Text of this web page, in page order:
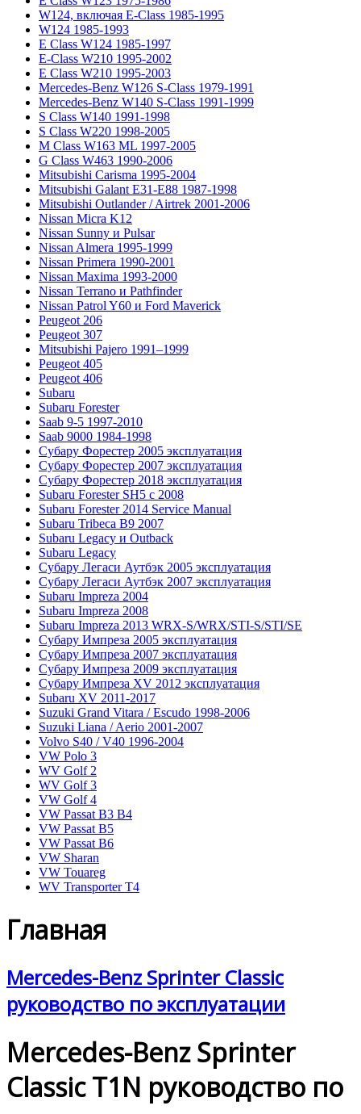
W124, включая E-Class 1985-1995
W124 1985-1993
E Class W124 1985-1997
E-Class W210 1995-2002
E Class W210 1995-2003
Mercedes-Benz W126 S-Class 1979-1991
Mercedes-Benz W140 S-Class 1991-1999
S Class W140 1991-1998
S Class W220 1998-2005
M Class W163 ML 1997-2005
G Class W463 1990-2006
Mitsubishi Carisma 1995-2004
Mitsubishi Galant E31-E88 1987-1998
Mitsubishi Outlander / Airtrek 2001-2006
Nissan Micra K12
Nissan Sunny и Pulsar
Nissan Almera 1995-1999
Nissan Primera 1990-2001
Nissan Maxima 1993-2000
Nissan Terrano и Pathfinder
Nissan Patrol Y60 и Ford Maverick
Peugeot 206
Peugeot 307
Mitsubishi Pajero 1991–1999
Peugeot 405
Peugeot 406
Subaru
Subaru Forester
Saab 9-5 1997-2010
Saab 9000 1984-1998
Субару Форестер 2005 эксплуатация
Субару Форестер 2007 эксплуатация
Субару Форестер 2018 эксплуатация
Subaru Forester SH5 с 2008
Subaru Forester 2014 Service Manual
Subaru Tribeca В9 2007
Subaru Legacy и Outback
Subaru Legacy
Субару Легаси Аутбэк 2005 эксплуатация
Субару Легаси Аутбэк 2007 эксплуатация
Subaru Impreza 2004
Subaru Impreza 2008
Subaru Impreza 2013 WRX-S/WRX/STI-S/STI/SE
Субару Импреза 2005 эксплуатация
Субару Импреза 2007 эксплуатация
Субару Импреза 2009 эксплуатация
Субару Импреза XV 2012 эксплуатация
Subaru XV 2011-2017
Suzuki Grand Vitara / Escudo 1998-2006
Suzuki Liana / Aerio 2001-2007
Volvo S40 / V40 1996-2004
VW Polo 3
WV Golf 2
WV Golf 3
VW Golf 4
VW Passat B3 B4
VW Passat B5
VW Passat B6
VW Sharan
VW Touareg
WV Transporter T4
Главная
Mercedes-Benz Sprinter Classic
руководство по эксплуатации
Mercedes-Benz Sprinter
Classic T1N руководство по